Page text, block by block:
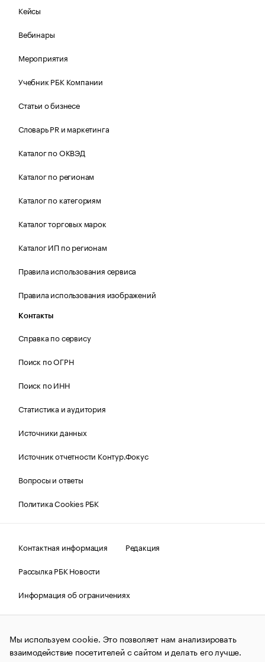
Кейсы
Вебинары
Мероприятия
Учебник РБК Компании
Статьи о бизнесе
Словарь PR и маркетинга
Каталог по ОКВЭД
Каталог по регионам
Каталог по категориям
Каталог торговых марок
Каталог ИП по регионам
Правила использования сервиса
Правила использования изображений
Контакты
Справка по сервису
Поиск по ОГРН
Поиск по ИНН
Статистика и аудитория
Источники данных
Источник отчетности Контур.Фокус
Вопросы и ответы
Политика Cookies РБК
Контактная информация
Редакция
Рассылка РБК Новости
Информация об ограничениях
Правовая информация
О соблюдении авторских прав
© АО «РОСБИЗНЕСКОНСАЛТИНГ»,1995–2026.Сообщения
и материалы информационного агентства «РБК»
(зарегистрировано Федеральной службой по надзору в сфере
Мы используем cookie. Это позволяет нам анализировать
взаимодействие посетителей с сайтом и делать его лучше.